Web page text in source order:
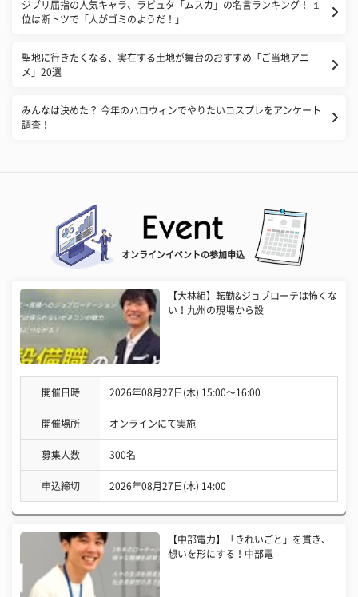
ジブリ屈指の人気キャラ、ラピュタ「ムスカ」の名言ランキング！ １
位は断トツで「人がゴミのようだ！」
聖地に行きたくなる、実在する土地が舞台のおすすめ「ご当地アニ
メ」20選
みんなは決めた？ 今年のハロウィンでやりたいコスプレをアンケート
調査！
オンラインイベントの参加申込
【大林組】転勤&ジョブローテは怖くな
い！九州の現場から設
開催日時 2026年08月27日(木) 15:00〜16:00
開催場所 オンラインにて実施
募集人数 300名
申込締切 2026年08月27日(木) 14:00
【中部電力】「きれいごと」を貫き、
想いを形にする！中部電